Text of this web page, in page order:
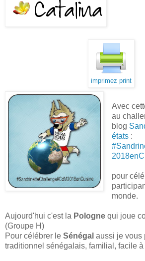
imprimez print
Avec
au
blog
états:
pour
monde.
Aujourd'hui c'est la Pologne qui joue
(Groupe H)
Pour célébrer le Sénégal aussi je vous
traditionnel sénégalais, familial, facile à